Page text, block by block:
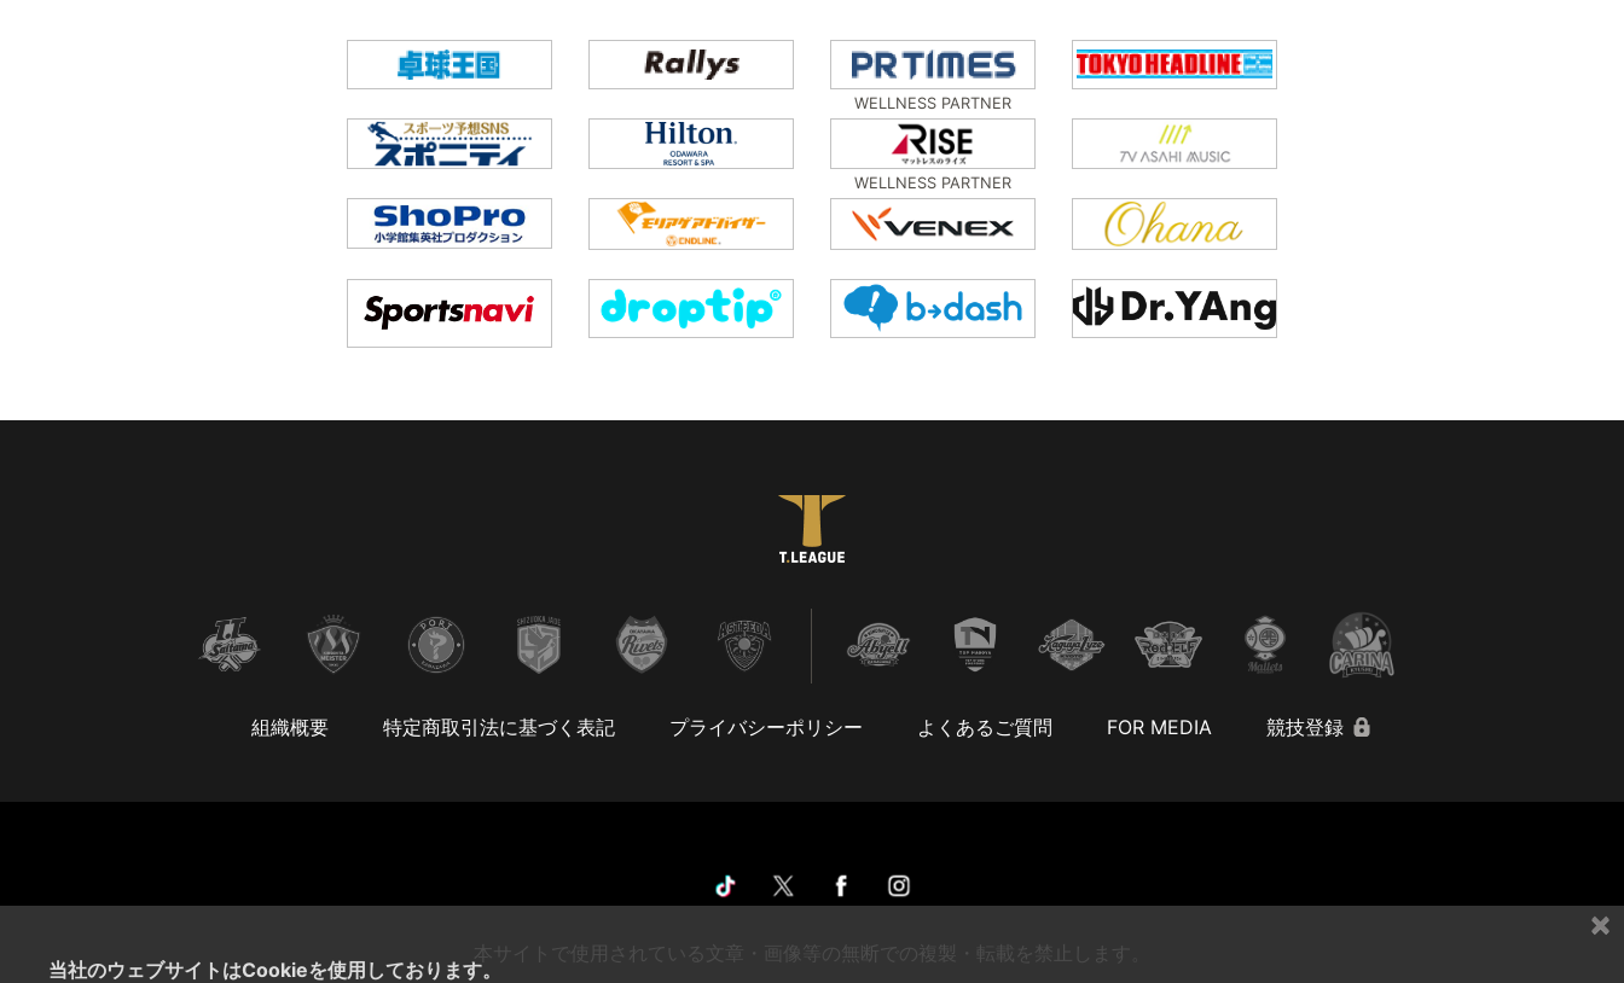
WELLNESS PARTNER
WELLNESS PARTNER
組織概要 特定商取引法に基づく表記 プライバシーポリシー よくあるご質問 FOR MEDIA 競技登録
本サイトで使用されている文章・画像等の無断での複製・転載を禁止します。
×
当社のウェブサイトはCookieを使用しております。